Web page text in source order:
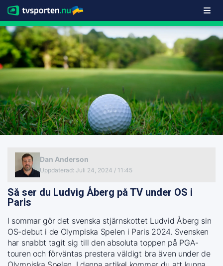
Dan Anderson
Uppdaterad: Juli 24, 2024 / 11:45
Så ser du Ludvig Åberg på TV under OS i
Paris
I sommar gör det svenska stjärnskottet Ludvid Åberg sin
OS-debut i de Olympiska Spelen i Paris 2024. Svensken
har snabbt tagit sig till den absoluta toppen på PGA-
touren och förväntas prestera väldigt bra även under de